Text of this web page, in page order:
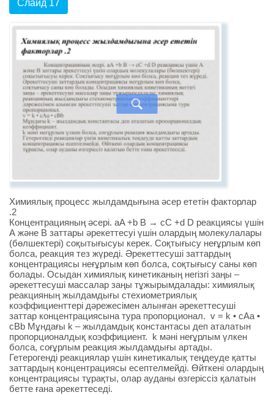
Слайд 17
Химиялық процесс жылдамдығына әсер ететін факторлар
.2
Концентрацияның әсері. aA +b B → cC +d D реакциясы үшін
А және В заттары әрекеттесуі үшін олардың молекулалары
(бөлшектері) соқытығысуы керек. Соқтығысу неғұрлым көп
болса, реакция тез жүреді. Әрекеттесуші заттардың
концентрациясы неғұрлым көп болса, соқтығысу саны көп
болады. Осыдан химиялық кинетиканың негізгі заңы –
әрекеттесуші массалар заңы тұжырымдалады: химиялық
реакцияның жылдамдығы стехиометриялық
коэффициенттері дәрежесімен алынған әрекеттесуші
заттар концентрациясына тура пропорционал. v = k • cAa •
cBb Мұндағы k – жылдамдық константасы деп аталатын
пропорционалдық коэффициент. k мәні неғұрлым үлкен
болса, соғұрлым реакция жылдамдығы артады.
Гетерогенді реакциялар үшін кинетикалық теңдеуде қатты
заттардың концентрациясы есептелмейді. Өйткені олардың
концентрациясы тұрақты, олар ауданы өзгеріссіз қалатын
бетте ғана әрекеттеседі.